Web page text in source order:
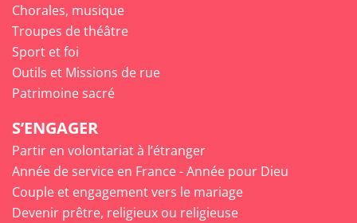
Chorales, musique
Troupes de théâtre
Sport et foi
Outils et Missions de rue
Patrimoine sacré
S’ENGAGER
Partir en volontariat à l’étranger
Année de service en France - Année pour Dieu
Couple et engagement vers le mariage
Devenir prêtre, religieux ou religieuse